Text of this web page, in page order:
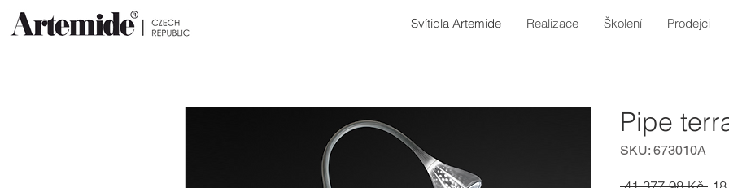
Svítidla Artemide Realizace Školení Prodejci
Pipe
SKU: 673010A